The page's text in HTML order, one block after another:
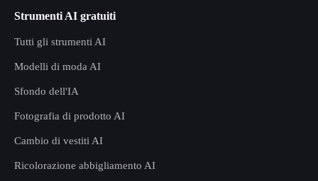
Strumenti AI gratuiti
Tutti gli strumenti AI
Modelli di moda AI
Sfondo dell'IA
Fotografia di prodotto AI
Cambio di vestiti AI
Ricolorazione abbigliamento AI